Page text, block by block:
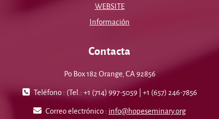
WEBSITE
Información
Contacta
Po Box 182 Orange, CA 92856
Teléfono : (Tel.: +1 (714) 997-5059 | +1 (657) 246-7856
Correo electrónico : info@hopeseminary.org